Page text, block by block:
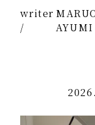
writer
/
AYUMI